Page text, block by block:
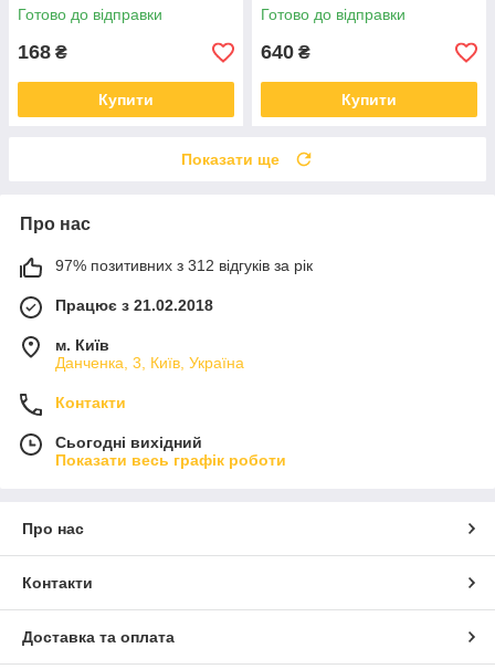
Готово до відправки
168 ₴
Купити
Готово до відправки
640 ₴
Купити
Показати ще
Про нас
97% позитивних з 312 відгуків за рік
Працює з 21.02.2018
м. Київ
Данченка, 3, Київ, Україна
Контакти
Сьогодні вихідний
Показати весь графік роботи
Про нас
Контакти
Доставка та оплата